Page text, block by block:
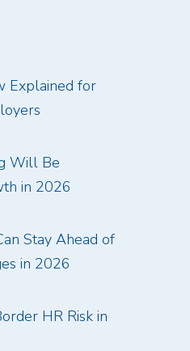
Explained for
Will Be
in 2026
Stay Ahead of
in 2026
HR Risk in